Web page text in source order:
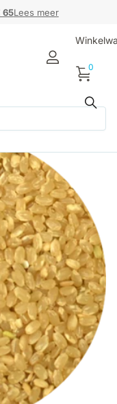
65Lees meer
65
0